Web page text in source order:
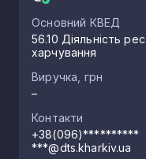
Основний КВЕД
56.10 Діяльність
харчування
Виручка, грн
–
Контакти
+38(096)**********
***@dts.kharkiv.ua